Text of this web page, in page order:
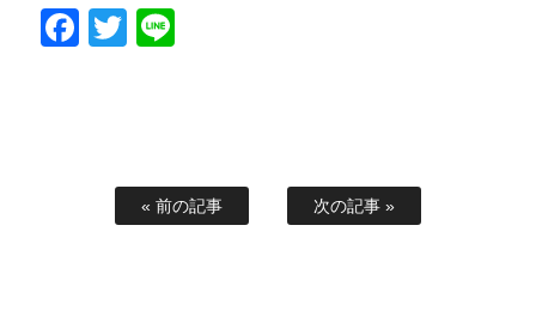
Facebook
Twitter
« 前の記事 次の記事 »